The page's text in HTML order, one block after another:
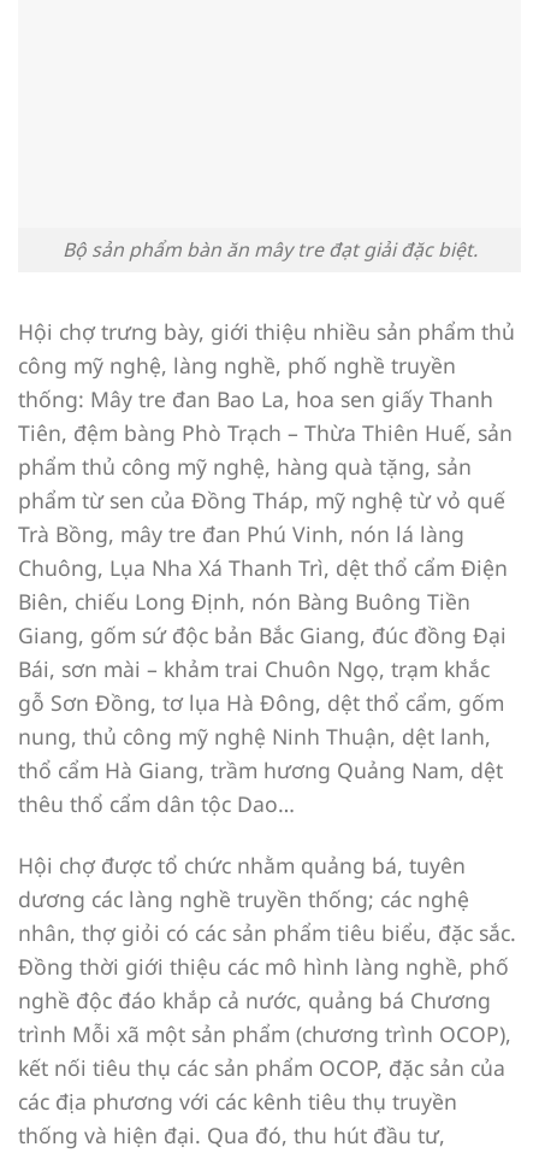
Bộ sản phẩm bàn ăn mây tre đạt giải đặc biệt.
Hội chợ trưng bày, giới thiệu nhiều sản phẩm thủ
công mỹ nghệ, làng nghề, phố nghề truyền
thống: Mây tre đan Bao La, hoa sen giấy Thanh
Tiên, đệm bàng Phò Trạch – Thừa Thiên Huế, sản
phẩm thủ công mỹ nghệ, hàng quà tặng, sản
phẩm từ sen của Đồng Tháp, mỹ nghệ từ vỏ quế
Trà Bồng, mây tre đan Phú Vinh, nón lá làng
Chuông, Lụa Nha Xá Thanh Trì, dệt thổ cẩm Điện
Biên, chiếu Long Định, nón Bàng Buông Tiền
Giang, gốm sứ độc bản Bắc Giang, đúc đồng Đại
Bái, sơn mài – khảm trai Chuôn Ngọ, trạm khắc
gỗ Sơn Đồng, tơ lụa Hà Đông, dệt thổ cẩm, gốm
nung, thủ công mỹ nghệ Ninh Thuận, dệt lanh,
thổ cẩm Hà Giang, trầm hương Quảng Nam, dệt
thêu thổ cẩm dân tộc Dao…
Hội chợ được tổ chức nhằm quảng bá, tuyên
dương các làng nghề truyền thống; các nghệ
nhân, thợ giỏi có các sản phẩm tiêu biểu, đặc sắc.
Đồng thời giới thiệu các mô hình làng nghề, phố
nghề độc đáo khắp cả nước, quảng bá Chương
trình Mỗi xã một sản phẩm (chương trình OCOP),
kết nối tiêu thụ các sản phẩm OCOP, đặc sản của
các địa phương với các kênh tiêu thụ truyền
thống và hiện đại. Qua đó, thu hút đầu tư,